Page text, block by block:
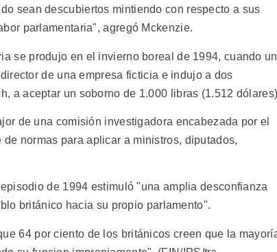
sean descubiertos mintiendo con respecto a sus
parlamentaria", agregó Mckenzie.
se produjo en el invierno boreal de 1994, cuando un
de una empresa ficticia e indujo a dos
a aceptar un soborno de 1.000 libras (1.512
de una comisión investigadora encabezada por el
normas para aplicar a ministros, diputados,
de 1994 estimuló "una amplia desconfianza
británico hacia su propio parlamento".
64 por ciento de los británicos creen que la